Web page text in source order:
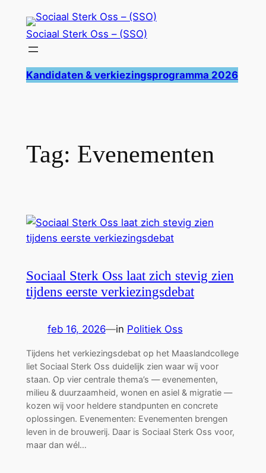
Sociaal Sterk Oss – (SSO)
Kandidaten & verkiezingsprogramma 2026
Tag: Evenementen
Sociaal Sterk Oss laat zich stevig zien
tijdens eerste verkiezingsdebat
feb 16, 2026—in Politiek Oss
Tijdens het verkiezingsdebat op het Maaslandcollege
liet Sociaal Sterk Oss duidelijk zien waar wij voor
staan. Op vier centrale thema’s — evenementen,
milieu & duurzaamheid, wonen en asiel & migratie —
kozen wij voor heldere standpunten en concrete
oplossingen. Evenementen: Evenementen brengen
leven in de brouwerij. Daar is Sociaal Sterk Oss voor,
maar dan wél…